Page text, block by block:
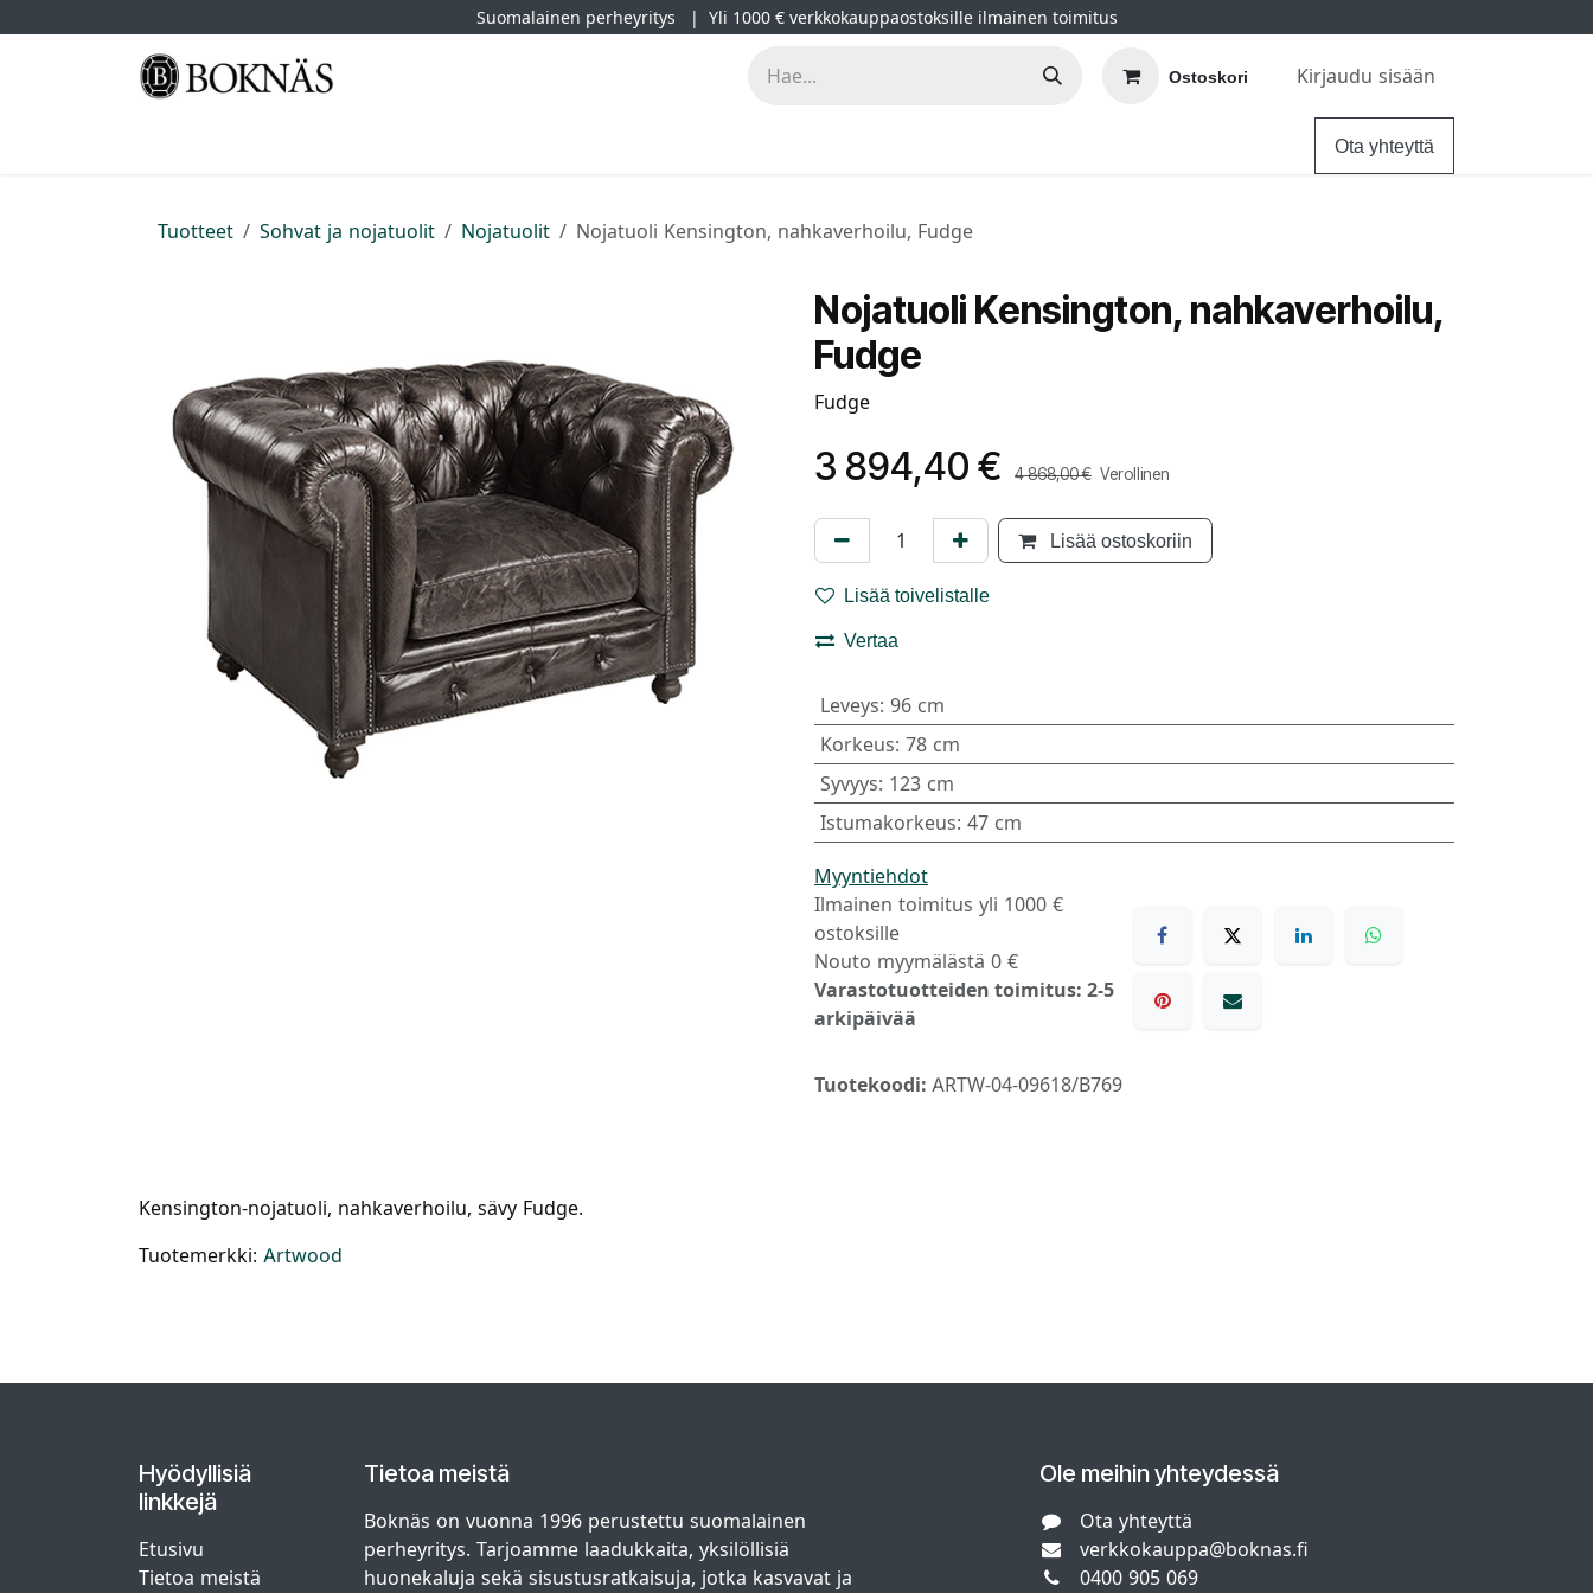
Suomalainen perheyritys | Yli 1000 € verkkokauppaostoksille ilmainen toimitus
Ostoskori Kirjaudu sisään
Ota yhteyttä
Tuotteet Sohvat ja nojatuolit Nojatuolit Nojatuoli Kensington, nahkaverhoilu, Fudge
Nojatuoli Kensington, nahkaverhoilu,
Fudge
Fudge
3 894,40 € 4 868,00€ Verollinen
Lisää ostoskoriin
Lisää toivelistalle
Vertaa
Leveys: 96 cm
Korkeus: 78 cm
Syvyys: 123 cm
Istumakorkeus: 47 cm
Myyntiehdot
Ilmainen toimitus yli 1000 €
ostoksille
Nouto myymälästä 0 €
Varastotuotteiden toimitus: 2-5
arkipäivää
Tuotekoodi: ARTW-04-09618/B769
Kensington-nojatuoli, nahkaverhoilu, sävy Fudge.
Tuotemerkki: Artwood
Hyödyllisiä
linkkejä
Etusivu
Tietoa meistä
Tietoa meistä
Boknäs on vuonna 1996 perustettu suomalainen
perheyritys. Tarjoamme laadukkaita, yksilöllisiä
huonekaluja sekä sisustusratkaisuja, jotka kasvavat ja
Ole meihin yhteydessä
Ota yhteyttä
verkkokauppa@boknas.fi
0400 905 069